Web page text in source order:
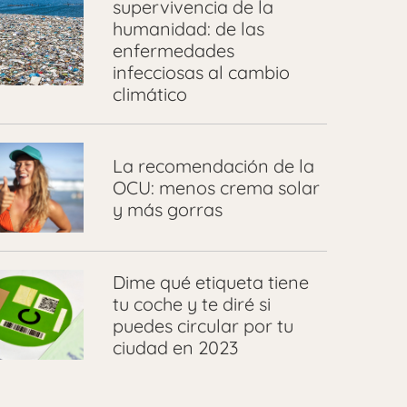
supervivencia de la
humanidad: de las
enfermedades
infecciosas al cambio
climático
La recomendación de la
OCU: menos crema solar
y más gorras
Dime qué etiqueta tiene
tu coche y te diré si
puedes circular por tu
ciudad en 2023